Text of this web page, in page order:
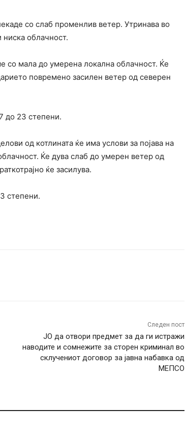
со слаб променлив ветер. Утринава во
ниска облачност.
со мала до умерена локална облачност. Ќе
повремено засилен ветер од северен
до 23 степени.
од котлината ќе има услови за појава на
Ќе дува слаб до умерен ветер од
ќе засилува.
степени.
Следен пост
ЈО да отвори предмет за да ги истражи
наводите и сомнежите за сторен криминал во
склучениот договор за јавна набавка од
МЕПСО